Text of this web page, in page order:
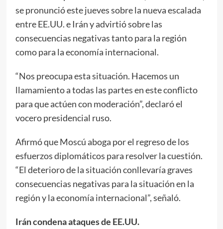
se pronunció este jueves sobre la nueva escalada
entre EE.UU. e Irán y advirtió sobre las
consecuencias negativas tanto para la región
como para la economía internacional.
“Nos preocupa esta situación. Hacemos un
llamamiento a todas las partes en este conflicto
para que actúen con moderación”, declaró el
vocero presidencial ruso.
Afirmó que Moscú aboga por el regreso de los
esfuerzos diplomáticos para resolver la cuestión.
“El deterioro de la situación conllevaría graves
consecuencias negativas para la situación en la
región y la economía internacional”, señaló.
Irán condena ataques de EE.UU.